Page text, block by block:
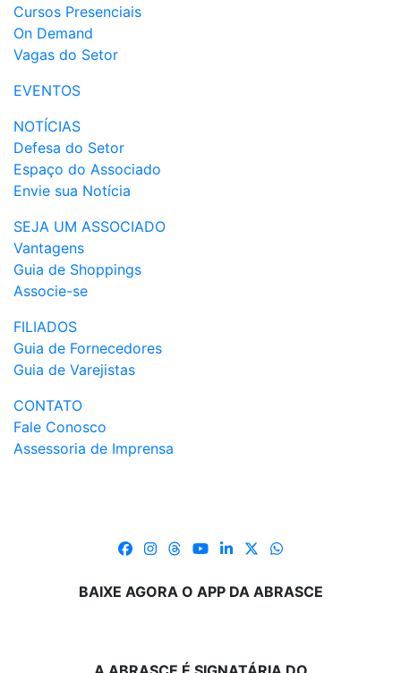
Cursos Presenciais
On Demand
Vagas do Setor
EVENTOS
NOTÍCIAS
Defesa do Setor
Espaço do Associado
Envie sua Notícia
SEJA UM ASSOCIADO
Vantagens
Guia de Shoppings
Associe-se
FILIADOS
Guia de Fornecedores
Guia de Varejistas
CONTATO
Fale Conosco
Assessoria de Imprensa
BAIXE AGORA O APP DA ABRASCE